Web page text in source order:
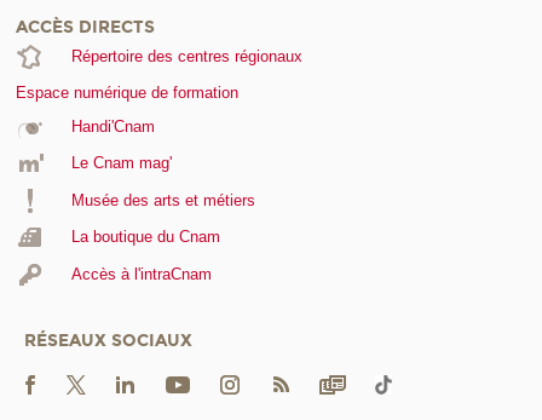
ACCÈS DIRECTS
Répertoire des centres régionaux
Espace numérique de formation
Handi'Cnam
Le Cnam mag'
Musée des arts et métiers
La boutique du Cnam
Accès à l'intraCnam
RÉSEAUX SOCIAUX